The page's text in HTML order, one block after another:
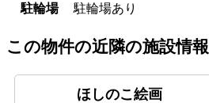
駐輪場 駐輪場あり
この物件の近隣の施設情報
ほしのこ絵画